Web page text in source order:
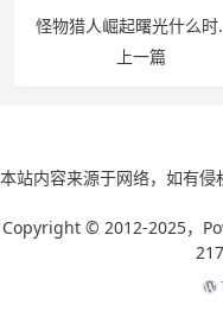
怪物猎人崛
上一篇
本站内容来源于网络，如有
Copyright © 2012-2025，